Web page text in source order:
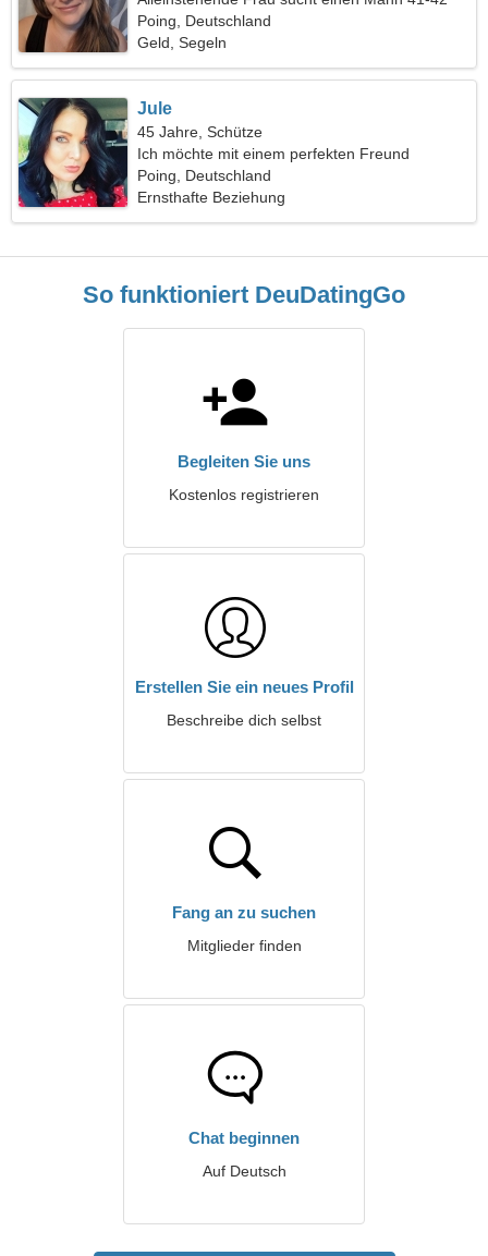
Poing, Deutschland
Geld, Segeln
Jule
45 Jahre, Schütze
Ich möchte mit einem perfekten Freund
ausgehen
Poing, Deutschland
Ernsthafte Beziehung
So funktioniert DeuDatingGo
Begleiten Sie uns
Kostenlos registrieren
Erstellen Sie ein neues Profil
Beschreibe dich selbst
Fang an zu suchen
Mitglieder finden
Chat beginnen
Auf Deutsch